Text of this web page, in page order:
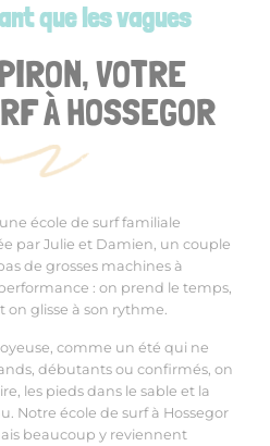
que les vagues
VOTRE
À HOSSEGOR
une école de surf familiale
par Julie et Damien, un couple
de grosses machines à
: on prend le temps,
on glisse à son rythme.
comme un été qui ne
débutants ou confirmés, on
les pieds dans le sable et la
Notre école de surf à Hossegor
beaucoup y reviennent